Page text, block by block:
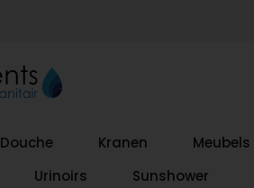
Douche Kranen Meubels
Urinoirs Sunshower